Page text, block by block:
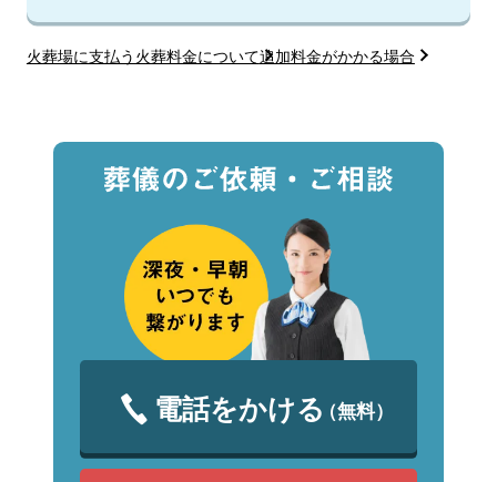
火葬場に支払う火葬料金について追加料金がかかる場合
電話をかける（無料）